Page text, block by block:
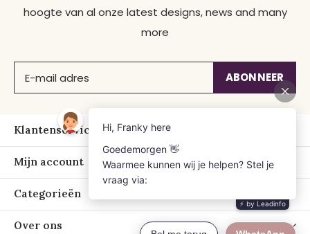
hoogte van al onze latest designs, news and many
more
ABONNEER
Klantenservice
Mijn account
Categorieën
Over ons